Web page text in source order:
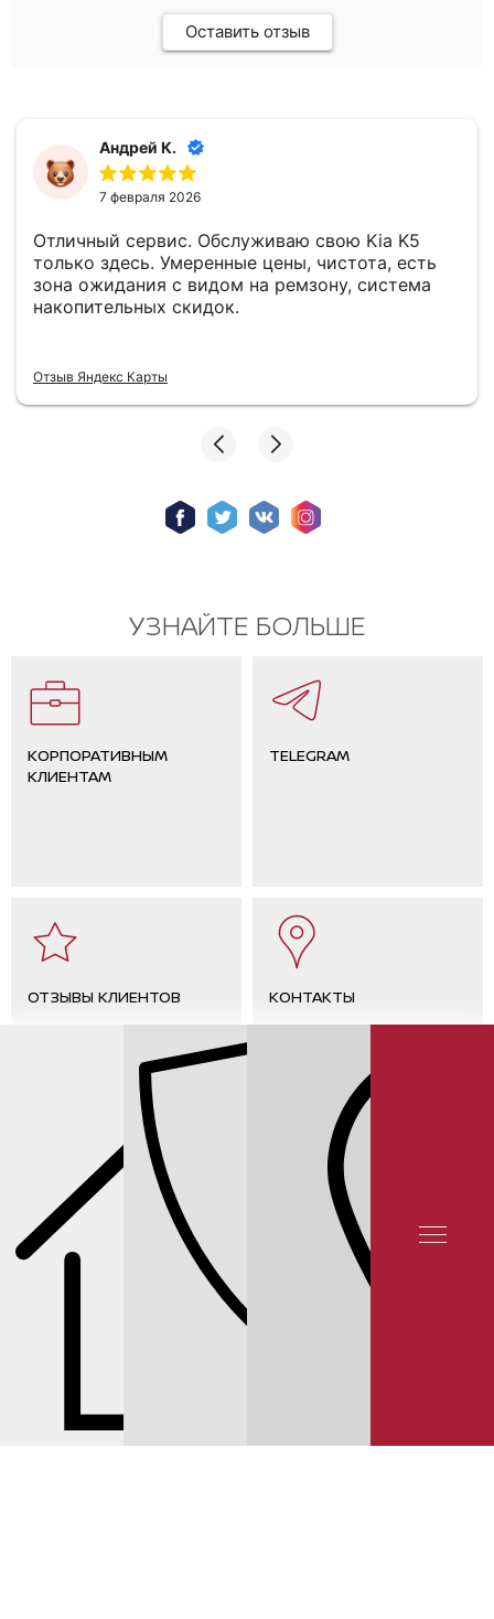
Оставить отзыв
Андрей К.
7 февраля 2026
Отличный сервис. Обслуживаю свою Kia K5
только здесь. Умеренные цены, чистота, есть
зона ожидания с видом на ремзону, система
накопительных скидок.
Отзыв Яндекс Карты
УЗНАЙТЕ БОЛЬШЕ
КОРПОРАТИВНЫМ
КЛИЕНТАМ
TELEGRAM
ОТЗЫВЫ КЛИЕНТОВ КОНТАКТЫ
СЕРВИС KIA КАЛЬКУЛЯТОР РЕМОНТА И ТО SORENTO
ЗАМЕНА ЦЕПИ ГРМ
KIA SORENTO — НАМ ДОВЕРЯЮТ 50 000 КЛИЕНТОВ
© 2025 YUNION MOTORS, OOO